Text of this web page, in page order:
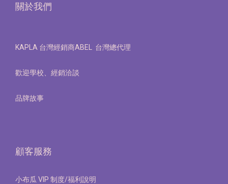
關於我們
KAPLA 台灣經銷商ABEL 台灣總代理
歡迎學校、經銷洽談
品牌故事
顧客服務
小布瓜 VIP 制度/福利說明